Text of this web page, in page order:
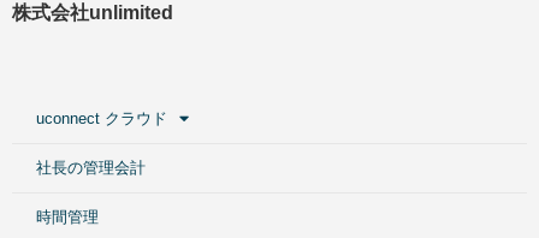
株式会社unlimited
uconnect クラウド
社長の管理会計
時間管理